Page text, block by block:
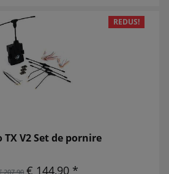
REDUS!
TX V2 Set de pornire
207,90 € 144,90 *